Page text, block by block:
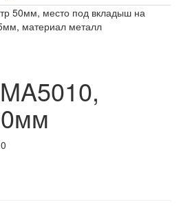
50мм, место под вкладыш на
материал металл